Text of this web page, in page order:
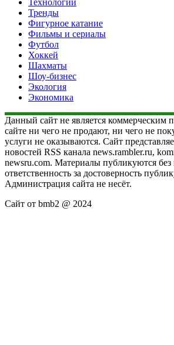
Тренды
Фигурное катание
Фильмы и сериалы
Футбол
Хоккей
Шахматы
Шоу-бизнес
Экология
Экономика
Данный сайт не является коммерческим
сайте ни чего не продают, ни чего не
услуги не оказываются. Сайт
новостей RSS канала news.rambler.ru,
newsru.com. Материалы публикуются без
ответственность за достоверность
Администрация сайта не несёт.
Сайт от bmb2 @ 2024